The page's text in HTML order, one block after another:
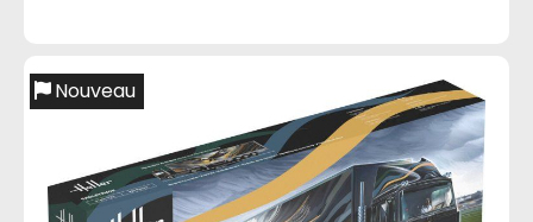
Nouveau